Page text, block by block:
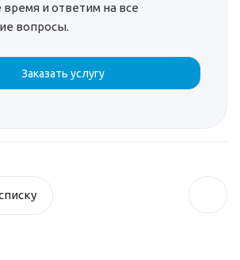
и ответим на все
вопросы.
Заказать услугу